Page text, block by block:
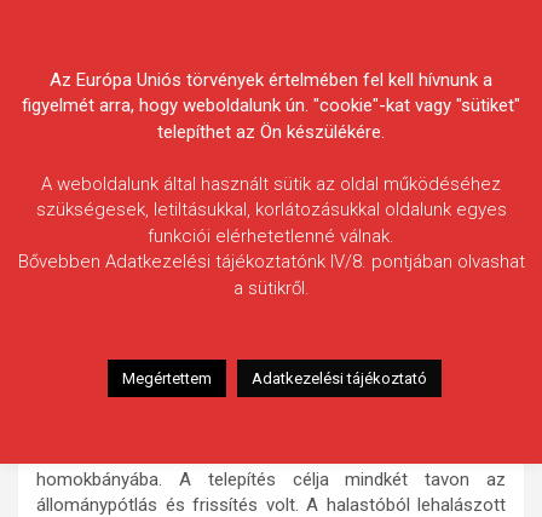
Egyesületek Szövetsége
HÍREK
Keszegtelepítés a Fás tóba
A Körösvidéki Horgász Egyesületek
Szövetsége 2011. decemer 20-án a déli órákban összesen
homokbányába. A telepítés célja mindkét tavon az
állománypótlás és frissítés volt. A halastóból lehalászott
Az Európa Uniós törvények értelmében fel kell hívnunk a
figyelmét arra, hogy weboldalunk ún. "cookie"-kat vagy "sütiket"
telepíthet az Ön készülékére.
A weboldalunk által használt sütik az oldal működéséhez
szükségesek, letiltásukkal, korlátozásukkal oldalunk egyes
funkciói elérhetetlenné válnak.
Bővebben Adatkezelési tájékoztatónk IV/8. pontjában olvashat
a sütikről.
Megértettem Adatkezelési tájékoztató